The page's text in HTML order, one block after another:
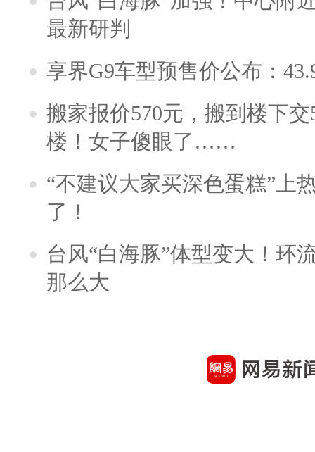
最新研判
享界G9车型预售价公布：
搬家报价570元，搬到楼下
楼！女子傻眼了……
“不建议大家买深色蛋糕”上
了！
台风“白海豚”体型变大！环
那么大